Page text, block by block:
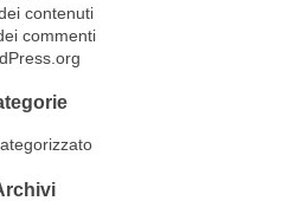
contenuti
commenti